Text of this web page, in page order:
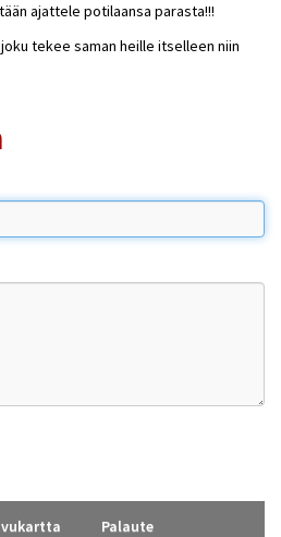
ajattele potilaansa parasta!!!
tekee saman heille itselleen niin
Palaute